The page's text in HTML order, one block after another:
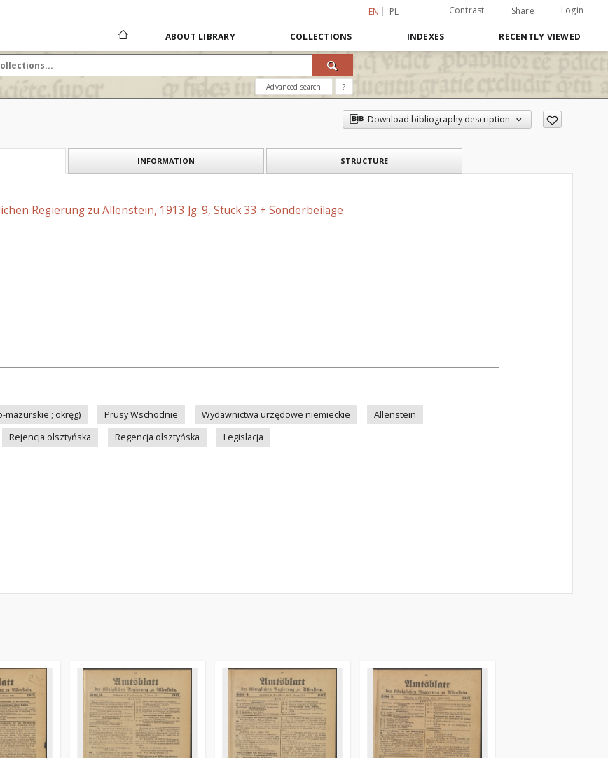
EN PL Contrast Share Login
ABOUT LIBRARY COLLECTIONS INDEXES RECENTLY VIEWED
Advanced search ?
Download bibliography description
INFORMATION STRUCTURE
Regierung zu Allenstein, 1913 Jg. 9, Stück 33 + Sonderbeilage
mazurskie ; okręg)
Prusy Wschodnie Wydawnictwa urzędowe niemieckie
Allenstein
Rejencja olsztyńska Regencja olsztyńska Legislacja